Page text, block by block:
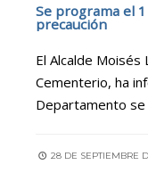
Se programa el
precaución
El Alcalde
Cementerio, ha
Departamento
28 DE SEPTIEMBRE